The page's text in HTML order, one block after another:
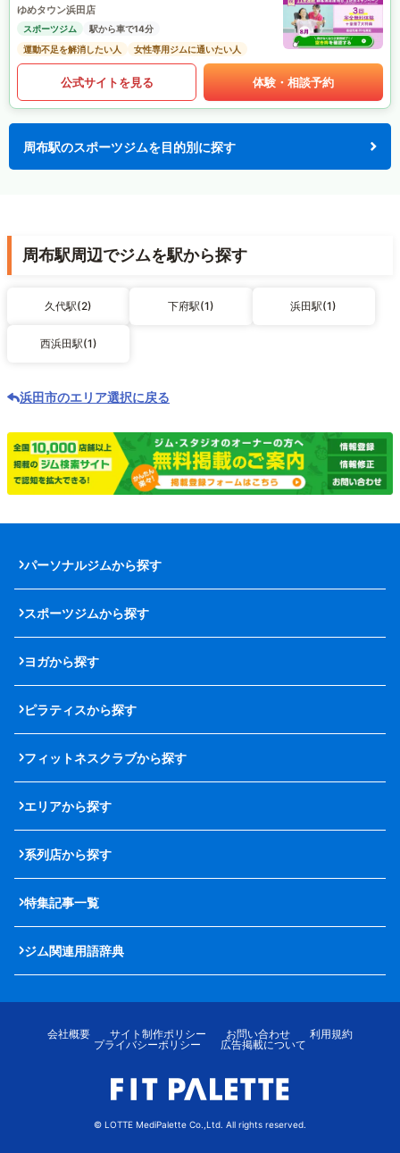
ゆめタウン浜田店
スポーツジム
駅から車で14分
運動不足を解消したい人
女性専用ジムに通いたい人
公式サイトを見る 体験・相談予約
周布駅のスポーツジムを目的別に探す
周布駅周辺でジムを駅から探す
久代駅(2) 下府駅(1) 浜田駅(1)
西浜田駅(1)
浜田市のエリア選択に戻る
パーソナルジムから探す
スポーツジムから探す
ヨガから探す
ピラティスから探す
フィットネスクラブから探す
エリアから探す
系列店から探す
特集記事一覧
ジム関連用語辞典
会社概要 サイト制作ポリシー お問い合わせ
利用規約
プライバシーポリシー
広告掲載について
© LOTTE MediPalette Co.,Ltd. All rights reserved.